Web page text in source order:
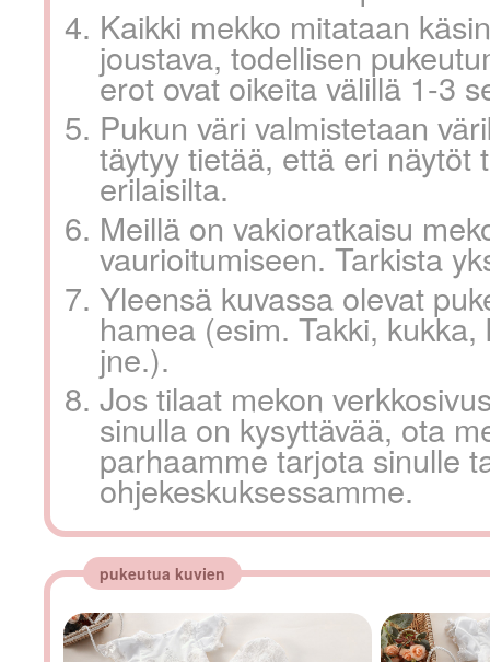
Kaikki mekko mitataan
joustava, todellisen
erot ovat oikeita välillä 1-3
Pukun väri valmistetaan
täytyy tietää, että eri näytöt
erilaisilta.
Meillä on vakioratkaisu
vaurioitumiseen. Tarkista
Yleensä kuvassa olevat
hamea (esim. Takki,
jne.).
Jos tilaat mekon
sinulla on kysyttävää, ota
parhaamme tarjota sinulle
ohjekeskuksessamme.
pukeutua kuvien